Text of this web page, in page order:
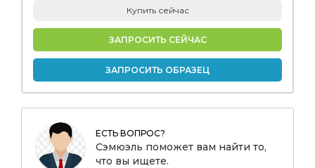
Купить сейчас
ЗАПРОСИТЬ СЕЙЧАС
ЗАПРОСИТЬ ОБРАЗЕЦ
ЕСТЬ ВОПРОС?
Сэмюэль поможет вам найти то,
что вы ищете.